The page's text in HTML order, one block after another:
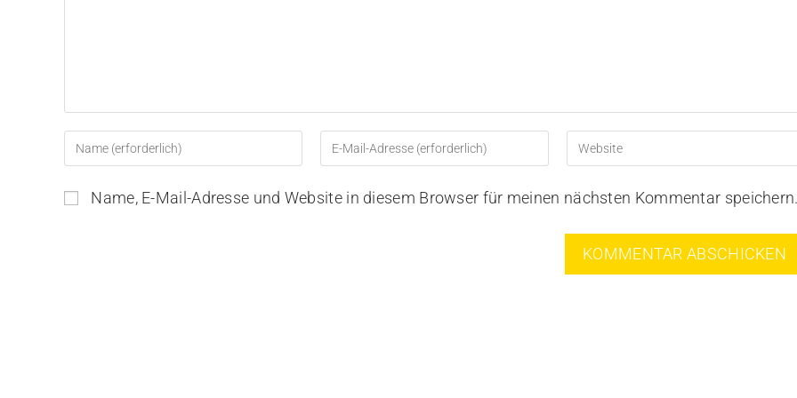
Name, E-Mail-Adresse und Website in diesem Browser für meinen nächsten Kommentar